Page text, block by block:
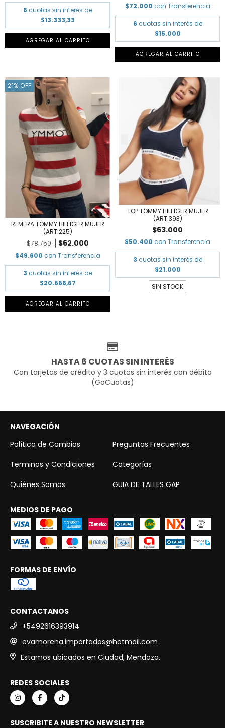
6 cuotas sin interés de
$13.333,33
AGREGAR AL CARRITO
$72.000 con Transferencia
6 cuotas sin interés de
$15.000
AGREGAR AL CARRITO
21% OFF
REMERA TOMMY HILFIGER MUJER
(ART.225)
$78.750
$62.000
$49.600 con Transferencia
3 cuotas sin interés de
$20.666,67
AGREGAR AL CARRITO
TOP TOMMY HILFIGER MUJER
(ART.393)
$63.000
$50.400 con Transferencia
3 cuotas sin interés de
$21.000
SIN STOCK
HASTA 6 CUOTAS SIN INTERÉS
Con tarjetas de crédito y 3 cuotas sin interés con débito
(GoCuotas)
NAVEGACIÓN
Política de Cambios
Preguntas Frecuentes
Terminos y Condiciones
Categorías
Quiénes Somos
GUIA DE TALLES GAP
MEDIOS DE PAGO
FORMAS DE ENVÍO
CONTACTANOS
+5492616393914
evamorena.importados@hotmail.com
Estamos ubicados en Ciudad, Mendoza.
REDES SOCIALES
SUSCRIBITE A NUESTRO NEWSLETTER